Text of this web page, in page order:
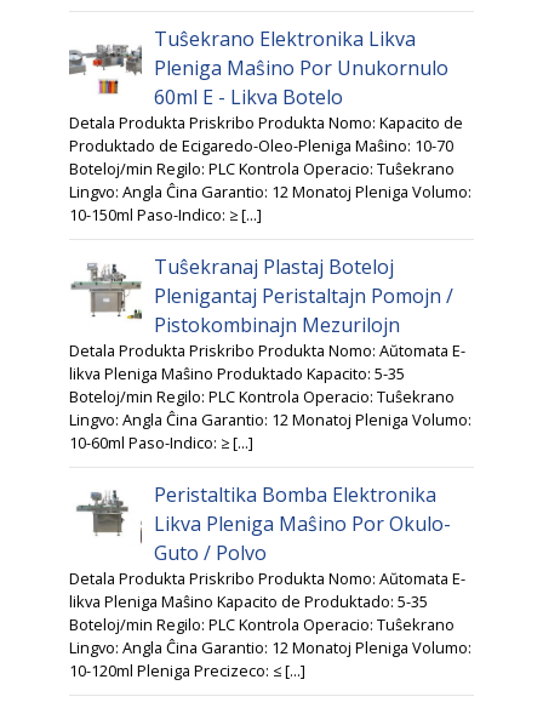
Tuŝekrano Elektronika Likva
Pleniga Maŝino Por Unukornulo
60ml E - Likva Botelo
Detala Produkta Priskribo Produkta Nomo: Kapacito de
Produktado de Ecigaredo-Oleo-Pleniga Maŝino: 10-70
Boteloj/min Regilo: PLC Kontrola Operacio: Tuŝekrano
Lingvo: Angla Ĉina Garantio: 12 Monatoj Pleniga Volumo:
10-150ml Paso-Indico: ≥ [...]
Tuŝekranaj Plastaj Boteloj
Plenigantaj Peristaltajn Pomojn /
Pistokombinajn Mezurilojn
Detala Produkta Priskribo Produkta Nomo: Aŭtomata E-
likva Pleniga Maŝino Produktado Kapacito: 5-35
Boteloj/min Regilo: PLC Kontrola Operacio: Tuŝekrano
Lingvo: Angla Ĉina Garantio: 12 Monatoj Pleniga Volumo:
10-60ml Paso-Indico: ≥ [...]
Peristaltika Bomba Elektronika
Likva Pleniga Maŝino Por Okulo-
Guto / Polvo
Detala Produkta Priskribo Produkta Nomo: Aŭtomata E-
likva Pleniga Maŝino Kapacito de Produktado: 5-35
Boteloj/min Regilo: PLC Kontrola Operacio: Tuŝekrano
Lingvo: Angla Ĉina Garantio: 12 Monatoj Pleniga Volumo:
10-120ml Pleniga Precizeco: ≤ [...]